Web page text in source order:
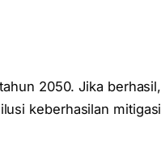
2050. Jika berhasil,
keberhasilan mitigasi